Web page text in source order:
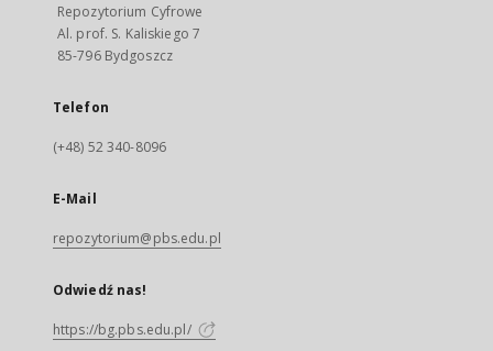
Repozytorium Cyfrowe
Al. prof. S. Kaliskiego 7
85-796 Bydgoszcz
Telefon
(+48) 52 340-8096
E-Mail
repozytorium@pbs.edu.pl
Odwiedź nas!
https://bg.pbs.edu.pl/